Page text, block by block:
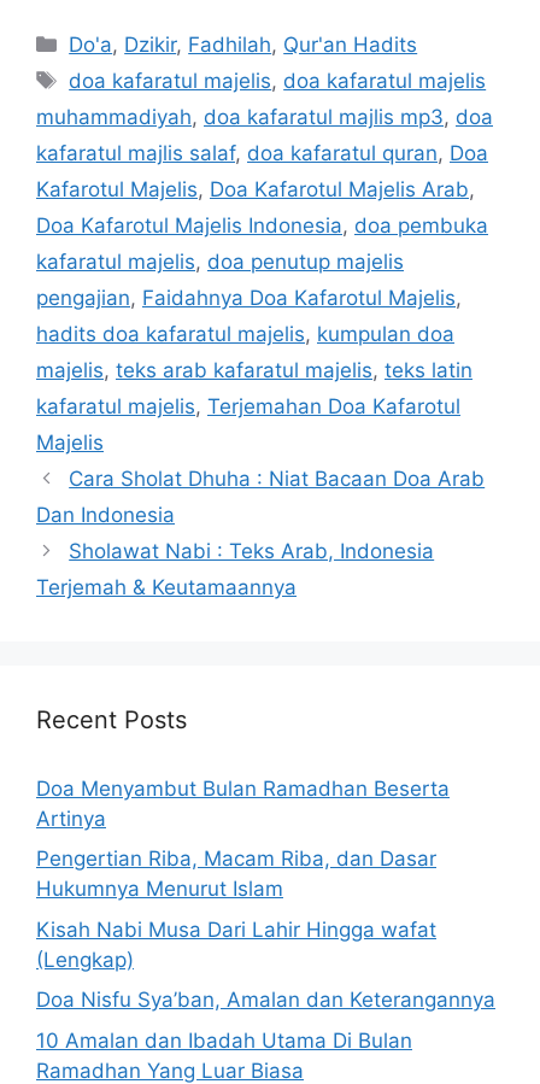
Categories
Do'a, Dzikir, Fadhilah, Qur'an Hadits
Tags
doa kafaratul majelis, doa kafaratul majelis
muhammadiyah, doa kafaratul majlis mp3, doa
kafaratul majlis salaf, doa kafaratul quran, Doa
Kafarotul Majelis, Doa Kafarotul Majelis Arab,
Doa Kafarotul Majelis Indonesia, doa pembuka
kafaratul majelis, doa penutup majelis
pengajian, Faidahnya Doa Kafarotul Majelis,
hadits doa kafaratul majelis, kumpulan doa
majelis, teks arab kafaratul majelis, teks latin
kafaratul majelis, Terjemahan Doa Kafarotul
Majelis
Cara Sholat Dhuha : Niat Bacaan Doa Arab
Dan Indonesia
Sholawat Nabi : Teks Arab, Indonesia
Terjemah & Keutamaannya
Recent Posts
Doa Menyambut Bulan Ramadhan Beserta
Artinya
Pengertian Riba, Macam Riba, dan Dasar
Hukumnya Menurut Islam
Kisah Nabi Musa Dari Lahir Hingga wafat
(Lengkap)
Doa Nisfu Sya’ban, Amalan dan Keterangannya
10 Amalan dan Ibadah Utama Di Bulan
Ramadhan Yang Luar Biasa